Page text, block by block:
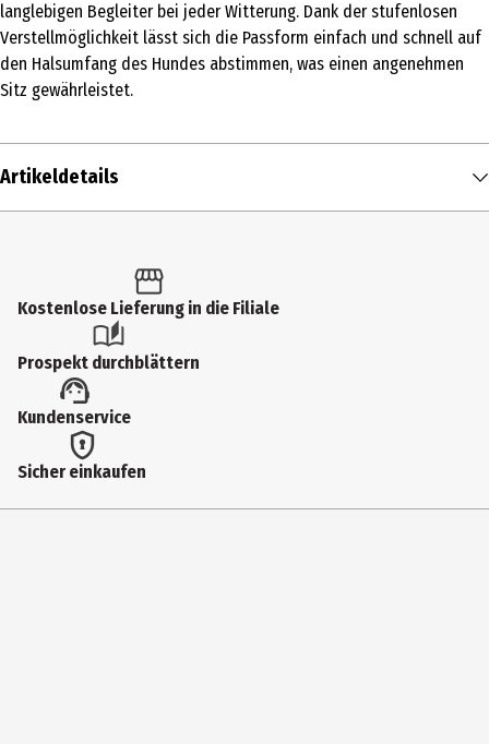
langlebigen Begleiter bei jeder Witterung. Dank der stufenlosen
Verstellmöglichkeit lässt sich die Passform einfach und schnell auf
den Halsumfang des Hundes abstimmen, was einen angenehmen
Sitz gewährleistet.
Artikeldetails
Produkttyp
Hundeleinen
Materialdetails
Polyamid
Kostenlose Lieferung in die Filiale
Prospekt durchblättern
Kundenservice
Sicher einkaufen